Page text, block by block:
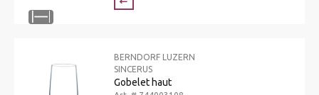
BERNDORF LUZERN
SINCERUS
Gobelet haut